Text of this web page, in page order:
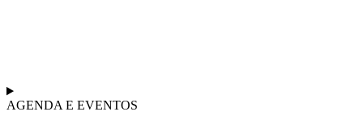
AGENDA E EVENTOS